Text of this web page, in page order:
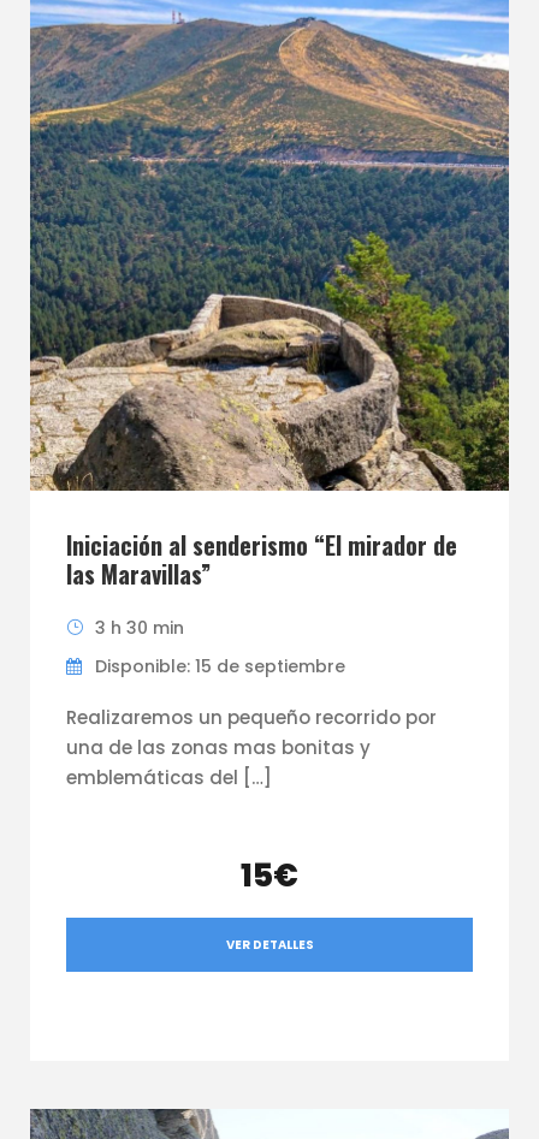
Iniciación al senderismo “El mirador de
las Maravillas”
3 h 30 min
Disponible: 15 de septiembre
Realizaremos un pequeño recorrido por
una de las zonas mas bonitas y
emblemáticas del […]
15€
VER DETALLES